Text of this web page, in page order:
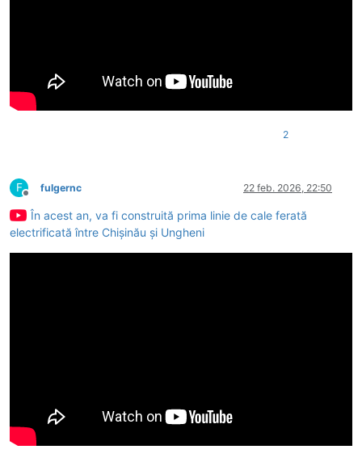
2
F
Deconectat
fulgernc 22 feb. 2026, 22:50
În acest an, va fi construită prima linie de cale ferată
electrificată între Chișinău și Ungheni